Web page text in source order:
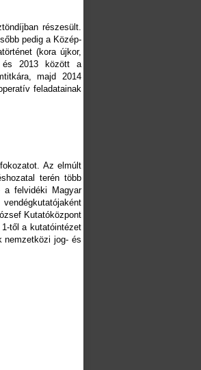
részesült.
pedig a Közép-
(kora újkor,
és 2013 között a
majd 2014
feladatainak
Az elmúlt
terén több
a felvidéki Magyar
Kutatóközpont
től a kutatóintézet
nemzetközi jog- és